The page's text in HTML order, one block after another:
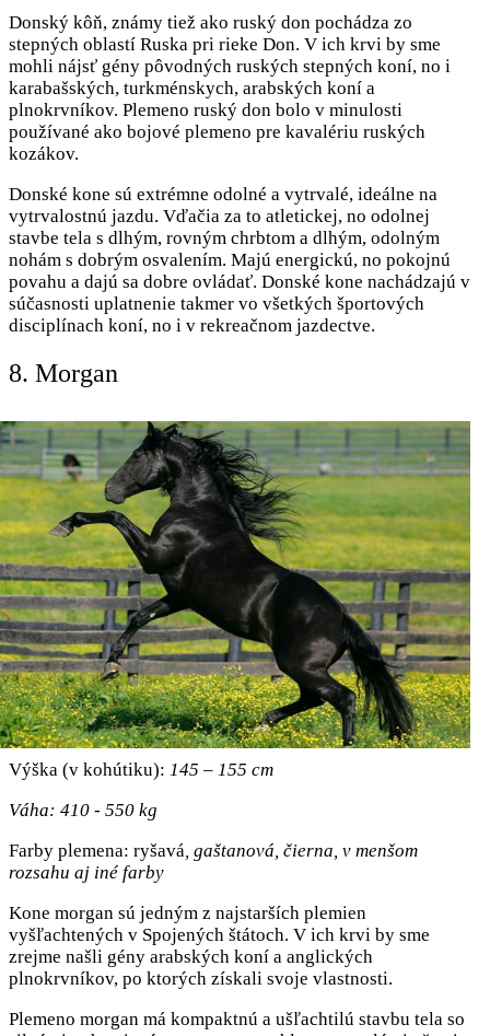
Donský kôň, známy tiež ako ruský don pochádza zo
stepných oblastí Ruska pri rieke Don. V ich krvi by sme
mohli nájsť gény pôvodných ruských stepných koní, no i
karabašských, turkménskych, arabských koní a
plnokrvníkov. Plemeno ruský don bolo v minulosti
používané ako bojové plemeno pre kavalériu ruských
kozákov.
Donské kone sú extrémne odolné a vytrvalé, ideálne na
vytrvalostnú jazdu. Vďačia za to atletickej, no odolnej
stavbe tela s dlhým, rovným chrbtom a dlhým, odolným
nohám s dobrým osvalením. Majú energickú, no pokojnú
povahu a dajú sa dobre ovládať. Donské kone nachádzajú v
súčasnosti uplatnenie takmer vo všetkých športových
disciplínach koní, no i v rekreačnom jazdectve.
8. Morgan
Výška (v kohútiku): 145 – 155 cm
Váha: 410 - 550 kg
Farby plemena: ryšavá, gaštanová, čierna, v menšom
rozsahu aj iné farby
Kone morgan sú jedným z najstarších plemien
vyšľachtených v Spojených štátoch. V ich krvi by sme
zrejme našli gény arabských koní a anglických
plnokrvníkov, po ktorých získali svoje vlastnosti.
Plemeno morgan má kompaktnú a ušľachtilú stavbu tela so